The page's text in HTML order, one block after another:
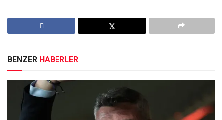
BENZER HABERLER